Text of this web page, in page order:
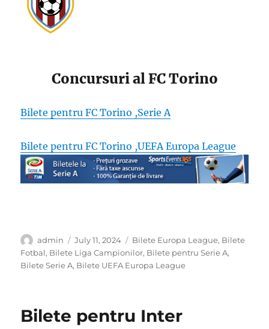
Concursuri al FC Torino
Bilete pentru FC Torino ,Serie A
Bilete pentru FC Torino ,UEFA Europa League
Author
admin
Posted
on
July 11, 2024 Categories
Bilete Europa League, Bilete
Fotbal, Bilete Liga Campionilor, Bilete pentru Serie A,
Bilete Serie A, Bilete UEFA Europa League
Bilete pentru Inter